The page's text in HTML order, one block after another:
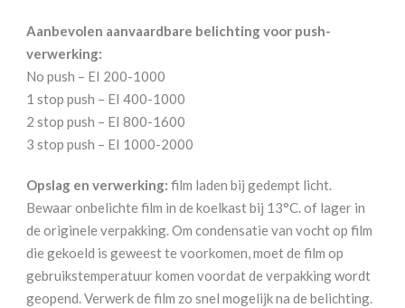
Aanbevolen aanvaardbare belichting voor push-
verwerking:
No push – EI 200-1000
1 stop push – EI 400-1000
2 stop push – EI 800-1600
3 stop push – EI 1000-2000
Opslag en verwerking: film laden bij gedempt licht.
Bewaar onbelichte film in de koelkast bij 13°C. of lager in
de originele verpakking. Om condensatie van vocht op film
die gekoeld is geweest te voorkomen, moet de film op
gebruikstemperatuur komen voordat de verpakking wordt
geopend. Verwerk de film zo snel mogelijk na de belichting.